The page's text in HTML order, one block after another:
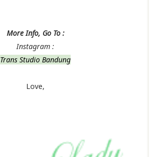
More Info, Go To :
Instagram :
Trans Studio Bandung
Love,